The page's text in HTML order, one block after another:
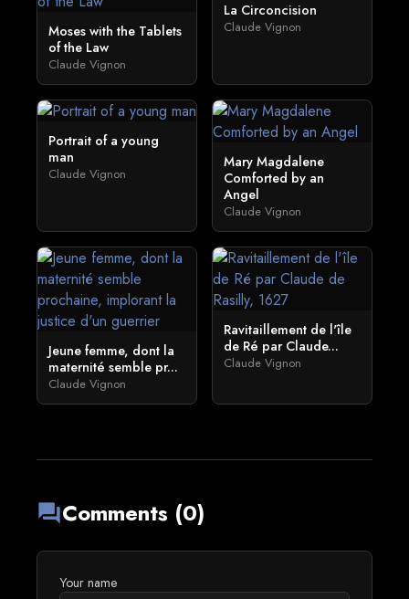
Moses with the Tablets
of the Law
Claude Vignon
La Circoncision
Claude Vignon
Portrait of a young
man
Claude Vignon
Mary Magdalene
Comforted by an
Angel
Claude Vignon
Jeune femme, dont la
maternité semble pr...
Claude Vignon
Ravitaillement de l'île
de Ré par Claude...
Claude Vignon
forumComments (0)
Your name